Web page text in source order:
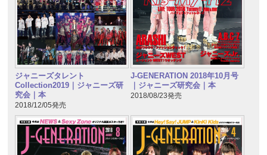
ジャニーズタレント
Collection2019｜ジャニーズ研
究会｜本
2018/12/05発売
J-GENERATION 2018年10月号
｜ジャニーズ研究会｜本
2018/08/23発売